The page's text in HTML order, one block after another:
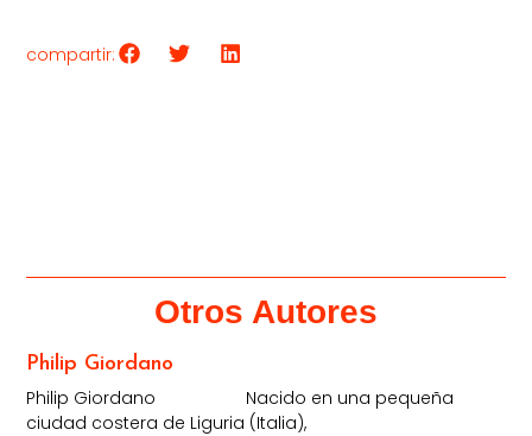
compartir:
Otros Autores
Philip Giordano
Philip Giordano Nacido en una pequeña
ciudad costera de Liguria (Italia),